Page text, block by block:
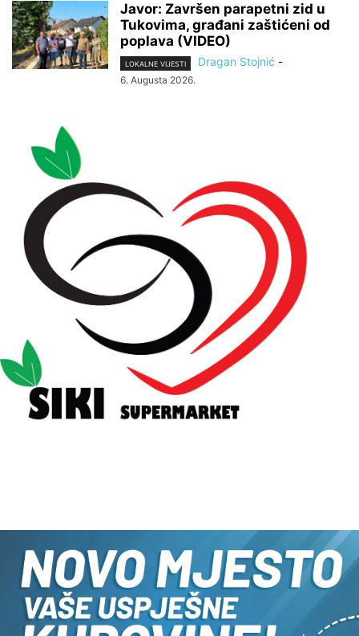
Javor: Završen parapetni zid u
Tukovima, građani zaštićeni od
poplava (VIDEO)
LOKALNE VIJESTI Dragan Stojnić -
6. Augusta 2026.